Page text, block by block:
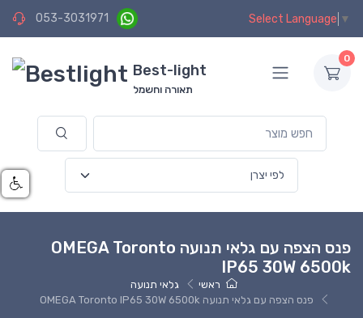
053-3031971 Select Language ▼
Best-light
תאורה וחשמל
0
פנס הצפה עם גלאי תנועה OMEGA Toronto
IP65 30W 6500k
ראשי
גלאי תנועה
פנס הצפה עם גלאי תנועה OMEGA Toronto IP65 30W 6500k